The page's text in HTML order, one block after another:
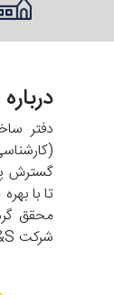
تا با
شرکت P&S به پشتوانه تجارب گرانبها و نیروی انسانی کارآمد با افق فعالیت در عرصه های فرامنطقه ای حرکت می کند.